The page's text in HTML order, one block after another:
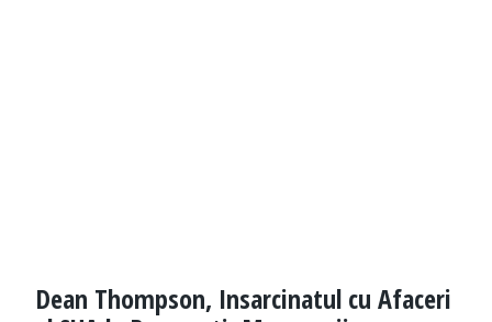
Dean Thompson, Insarcinatul cu Afaceri